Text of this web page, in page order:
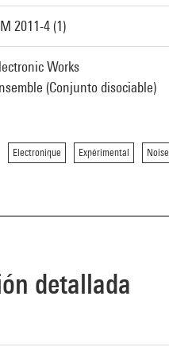
2011-4 (1)
Works
(Conjunto disociable)
Electronique Expérimental Noise
detallada